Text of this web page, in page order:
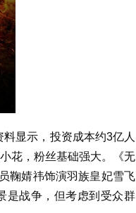
显示，投资成本约3亿人
花，粉丝基础强大。《无
鞠婧祎饰演羽族皇妃雪飞
是战争，但考虑到受众群